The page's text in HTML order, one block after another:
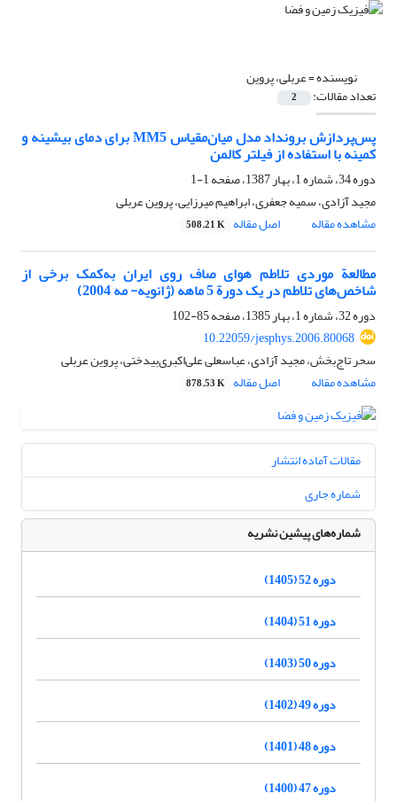
نویسنده =عربلی، پروین
تعداد مقالات: 2
پس‌پردازش برونداد مدل میان‌مقیاس MM5 برای دمای بیشینه و
کمینه با استفاده از فیلتر کالمن
دوره 34، شماره 1، بهار 1387، صفحه
1-1
مجید آزادی، سمیه جعفری، ابراهیم میرزایی، پروین عربلی
مشاهده مقاله
اصل مقاله 508.21 K
مطالعة موردی تلاطم هوای صاف روی ایران به‌کمک برخی از
شاخص‌های تلاطم در یک دورة 5 ماهه (ژانویه- مه 2004)
دوره 32، شماره 1، بهار 1385، صفحه
85-102
10.22059/jesphys.2006.80068
سحر تاج‌بخش، مجید آزادی، عباسعلی علی‌اکبری‌بیدختی، پروین عربلی
مشاهده مقاله
اصل مقاله 878.53 K
مقالات آماده انتشار
شماره جاری
شماره‌های پیشین نشریه
دوره 52 (1405)
دوره 51 (1404)
دوره 50 (1403)
دوره 49 (1402)
دوره 48 (1401)
دوره 47 (1400)